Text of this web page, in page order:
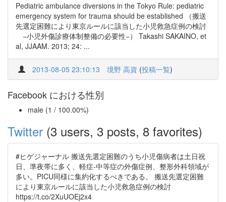
Pediatric ambulance diversions in the Tokyo Rule: pediatric
emergency system for trauma should be established （搬送
先選定困難により東京ルールに該当した小児救急症例の検討
−小児外傷診療体制整備の必要性−） Takashi SAKAINO, et
al, JJAAM. 2013; 24: ...
2013-08-05 23:10:13 境野 高資 (投稿一覧)
Facebook における性別
male (1 / 100.00%)
Twitter (3 users, 3 posts, 8 favorites)
#ヒゲジャーナル 搬送先選定困難のうち小児傷病者は土日祝
日、準夜帯に多く、軽症-中等症の外傷症例、整形外科領域が
多い。PICU同様に集約化するべきである。 搬送先選定困難
により東京ルールに該当した小児救急症例の検討
https://t.co/2XuUOEj2x4